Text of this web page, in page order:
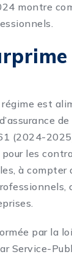
montre
est
de
(2024-
les
à compter
par la
Service-